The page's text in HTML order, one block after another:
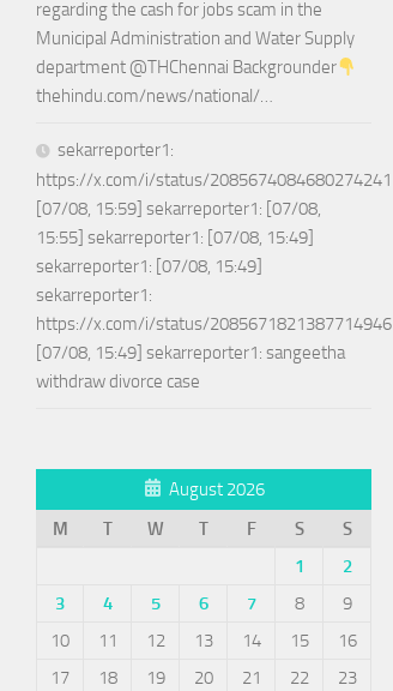
regarding the cash for jobs scam in the
Municipal Administration and Water Supply
department @THChennai Backgrounder
thehindu.com/news/national/…
sekarreporter1:
https://x.com/i/status/2085674084680274241
[07/08, 15:59] sekarreporter1: [07/08,
15:55] sekarreporter1: [07/08, 15:49]
sekarreporter1: [07/08, 15:49]
sekarreporter1:
https://x.com/i/status/2085671821387714946
[07/08, 15:49] sekarreporter1: sangeetha
withdraw divorce case
August 2026
M
T W T F S
S
1
2
3
4 5 6 7 8
9
10
11 12 13 14 15
16
17
18 19 20 21 22
23